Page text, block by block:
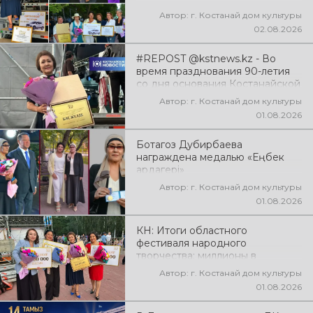
Автор: г. Костанай дом культуры
02.08.2026
#REPOST @kstnews.kz - Во
время празднования 90-летия
со дня основания Костанайской
области подвели итоги 38-го
фестиваля самодеятельного
Автор: г. Костанай дом культуры
01.08.2026
Ботагоз Дубирбаева
награждена медалью «Еңбек
ардагері»
Автор: г. Костанай дом культуры
01.08.2026
КН: Итоги областного
фестиваля народного
творчества: миллионы в
культуруАвтор: г. Костанай дом культуры
01.08.2026